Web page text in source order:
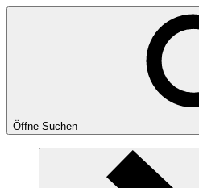
Öffne Suchen